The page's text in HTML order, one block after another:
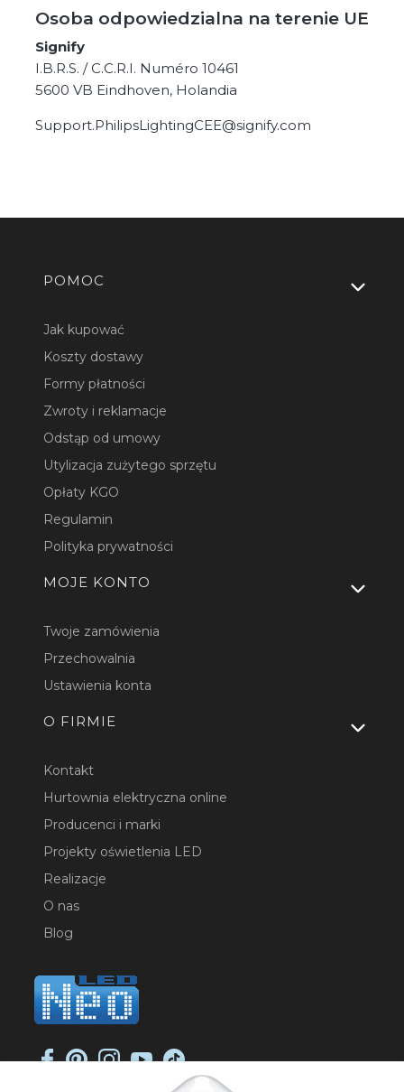
Osoba odpowiedzialna na terenie UE
Signify
I.B.R.S. / C.C.R.I. Numéro 10461
5600 VB Eindhoven, Holandia
Support.PhilipsLightingCEE@signify.com
Linki w stopce
POMOC
Jak kupować
Koszty dostawy
Formy płatności
Zwroty i reklamacje
Odstąp od umowy
Utylizacja zużytego sprzętu
Opłaty KGO
Regulamin
Polityka prywatności
MOJE KONTO
Twoje zamówienia
Przechowalnia
Ustawienia konta
O FIRMIE
Kontakt
Hurtownia elektryczna online
Producenci i marki
Projekty oświetlenia LED
Realizacje
O nas
Blog